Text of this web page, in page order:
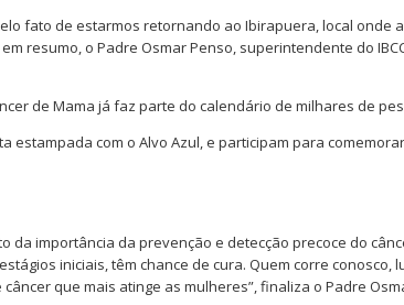
fato de estarmos retornando ao Ibirapuera, local onde
resumo, o Padre Osmar Penso, superintendente do
de Mama já faz parte do calendário de milhares de
estampada com o Alvo Azul, e participam para
da importância da prevenção e detecção precoce do
iniciais, têm chance de cura. Quem corre conosco,
que mais atinge as mulheres”, finaliza o Padre